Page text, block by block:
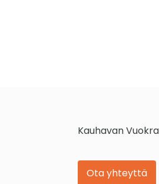
Kauhavan
Ota yhteyttä